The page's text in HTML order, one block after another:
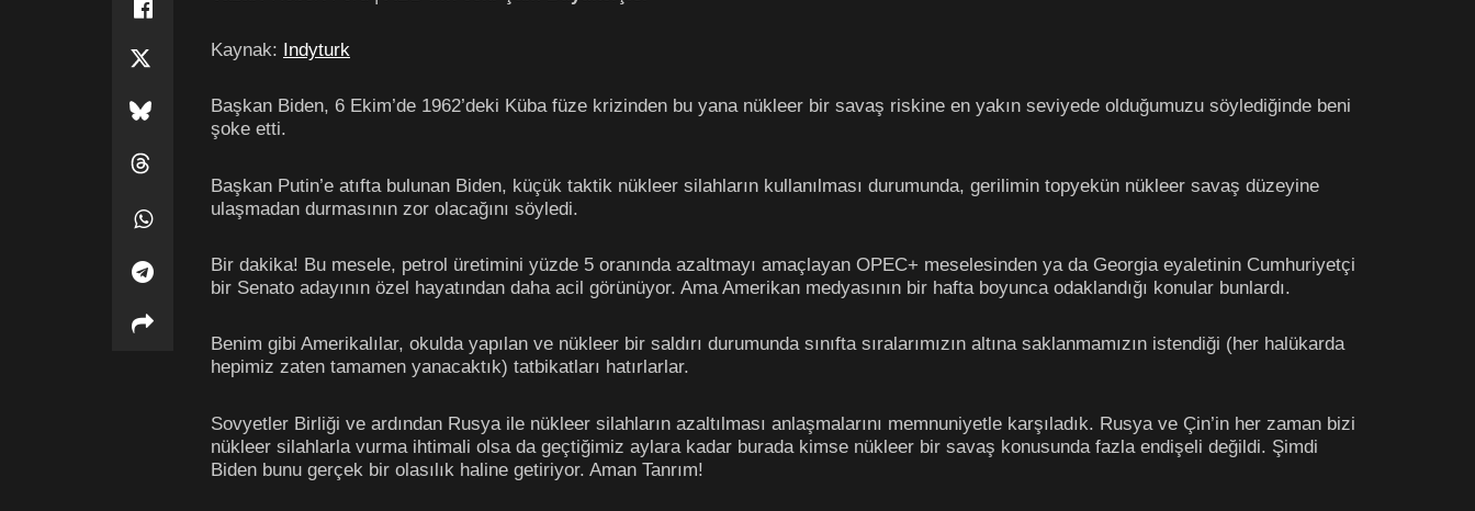
Kaynak: Indyturk
Başkan Biden, 6 Ekim’de 1962’deki Küba füze krizinden bu yana nükleer bir savaş riskine en yakın seviyede olduğumuzu söylediğinde beni
şoke etti.
Başkan Putin’e atıfta bulunan Biden, küçük taktik nükleer silahların kullanılması durumunda, gerilimin topyekün nükleer savaş düzeyine
ulaşmadan durmasının zor olacağını söyledi.
Bir dakika! Bu mesele, petrol üretimini yüzde 5 oranında azaltmayı amaçlayan OPEC+ meselesinden ya da Georgia eyaletinin Cumhuriyetçi
bir Senato adayının özel hayatından daha acil görünüyor. Ama Amerikan medyasının bir hafta boyunca odaklandığı konular bunlardı.
Benim gibi Amerikalılar, okulda yapılan ve nükleer bir saldırı durumunda sınıfta sıralarımızın altına saklanmamızın istendiği (her halükarda
hepimiz zaten tamamen yanacaktık) tatbikatları hatırlarlar.
Sovyetler Birliği ve ardından Rusya ile nükleer silahların azaltılması anlaşmalarını memnuniyetle karşıladık. Rusya ve Çin’in her zaman bizi
nükleer silahlarla vurma ihtimali olsa da geçtiğimiz aylara kadar burada kimse nükleer bir savaş konusunda fazla endişeli değildi. Şimdi
Biden bunu gerçek bir olasılık haline getiriyor. Aman Tanrım!